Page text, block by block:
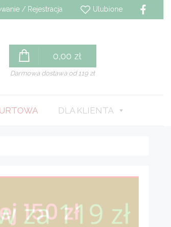
/ Rejestracja Ulubione
0,00 zł
Darmowa dostawa od 119 zł
DLA KLIENTA